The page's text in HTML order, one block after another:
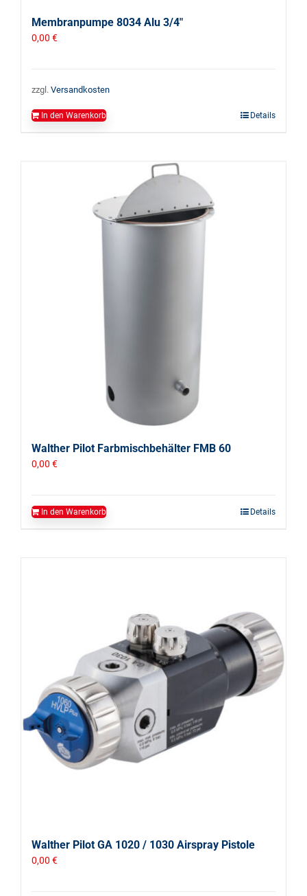
Membranpumpe 8034 Alu 3/4″
0,00 €
zzgl. Versandkosten
In den Warenkorb Details
Walther Pilot Farbmischbehälter FMB 60
0,00 €
In den Warenkorb Details
Walther Pilot GA 1020 / 1030 Airspray Pistole
0,00 €